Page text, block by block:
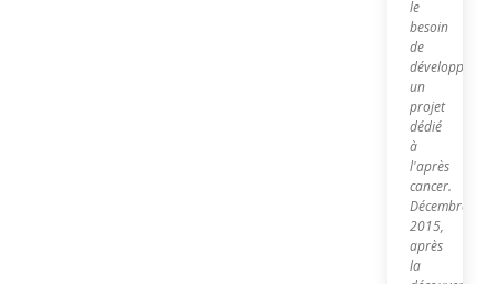
le
besoin
de
développer
un
projet
dédié
à
l'après
cancer.
Décembre
2015,
après
la